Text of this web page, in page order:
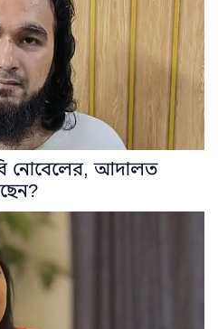
নোবেলের, আদালত